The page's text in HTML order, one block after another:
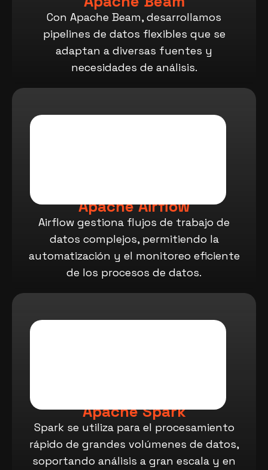
Con Apache Beam, desarrollamos
pipelines de datos flexibles que se
adaptan a diversas fuentes y
necesidades de análisis.
Apache Airflow
Airflow gestiona flujos de trabajo de
datos complejos, permitiendo la
automatización y el monitoreo eficiente
de los procesos de datos.
Apache Spark
Spark se utiliza para el procesamiento
rápido de grandes volúmenes de datos,
soportando análisis a gran escala y en